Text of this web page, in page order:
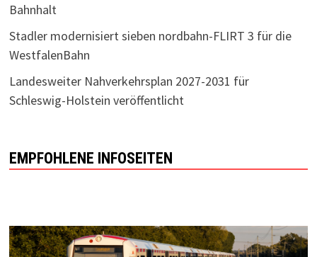
Bahnhalt
Stadler modernisiert sieben nordbahn-FLIRT 3 für die
WestfalenBahn
Landesweiter Nahverkehrsplan 2027-2031 für
Schleswig-Holstein veröffentlicht
EMPFOHLENE INFOSEITEN